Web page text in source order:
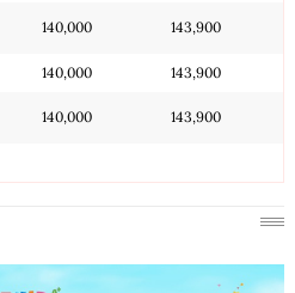
140,000 143,900
140,000 143,900
140,000 143,900